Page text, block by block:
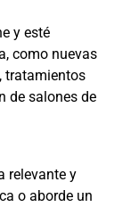
y esté
como nuevas
tratamientos
de salones de
relevante y
o aborde un